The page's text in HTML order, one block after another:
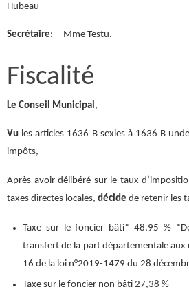
Hubeau
Secrétaire: Mme Testu.
Fiscalité
Le Conseil Municipal ,
Vu les articles 1636 B sexies à 1636 B
impôts,
Après avoir délibéré sur le taux
taxes directes locales, décide de retenir les
Taxe sur le foncier bâti* 48,95 %
transfert de la part départementale
16 de la loi n°2019-1479 du 28
Taxe sur le foncier non bâti 27,38 %